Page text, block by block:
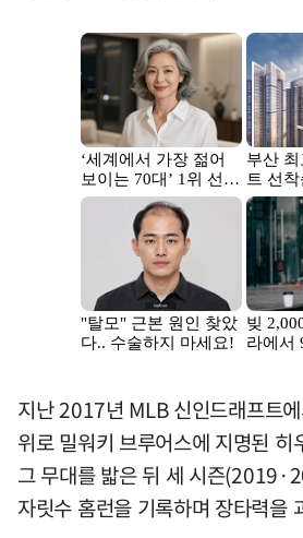
지난 2017년 MLB 신인드래프트
위로 밀워키 브루어스에 지명된
그 무대를 밟은 뒤 세 시즌
자릿수 홈런을 기록하며 장타력을